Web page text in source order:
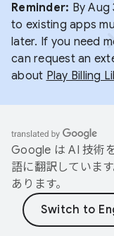
Reminder: By Aug
to existing apps
later. If you need
can request an
about Play Billing
Google は AI 技術
語に翻訳していま
あります。